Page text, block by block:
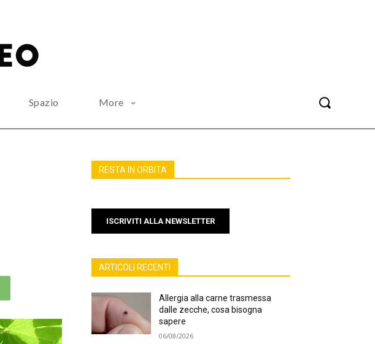
Spazio More
RESTA IN ORBITA
ISCRIVITI ALLA NEWSLETTER
ARTICOLI RECENTI
Allergia alla carne trasmessa
dalle zecche, cosa bisogna
sapere
06/08/2026